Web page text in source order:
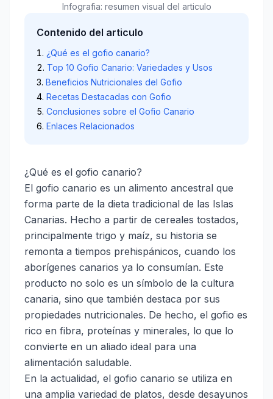
Infografia: resumen visual del articulo
Contenido del articulo
¿Qué es el gofio canario?
Top 10 Gofio Canario: Variedades y Usos
Beneficios Nutricionales del Gofio
Recetas Destacadas con Gofio
Conclusiones sobre el Gofio Canario
Enlaces Relacionados
¿Qué es el gofio canario?
El gofio canario es un alimento ancestral que
forma parte de la dieta tradicional de las Islas
Canarias. Hecho a partir de cereales tostados,
principalmente trigo y maíz, su historia se
remonta a tiempos prehispánicos, cuando los
aborígenes canarios ya lo consumían. Este
producto no solo es un símbolo de la cultura
canaria, sino que también destaca por sus
propiedades nutricionales. De hecho, el gofio es
rico en fibra, proteínas y minerales, lo que lo
convierte en un aliado ideal para una
alimentación saludable.
En la actualidad, el gofio canario se utiliza en
una amplia variedad de platos, desde desayunos